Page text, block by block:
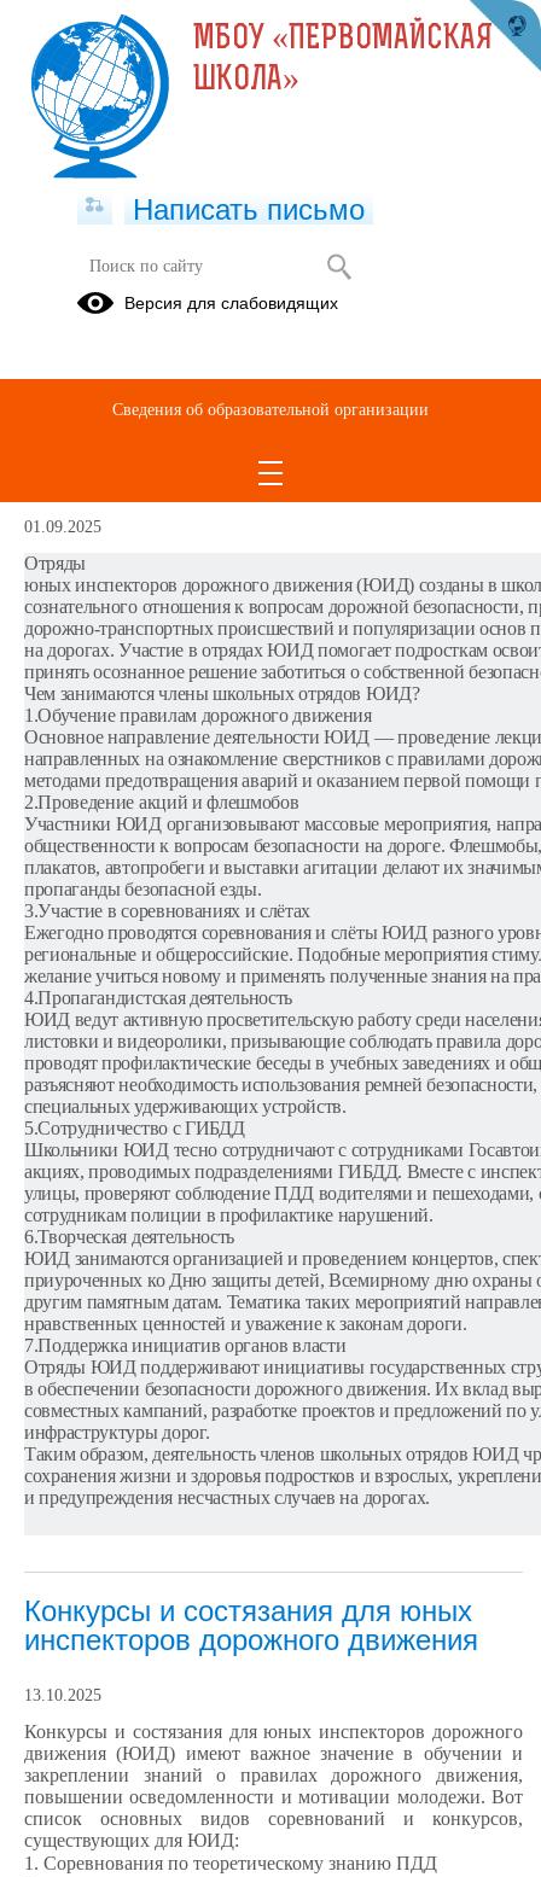
Юные инспектора движения
ЮИД - это призвание!
01.09.2025
Отряды
юных инспекторов дорожного движения (ЮИД) созданы в
сознательного отношения к вопросам дорожной безопасности,
дорожно-транспортных происшествий и популяризации основ
на дорогах. Участие в отрядах ЮИД помогает подросткам
принять осознанное решение заботиться о собственной
Чем занимаются члены школьных отрядов ЮИД?
1.Обучение правилам дорожного движения
Основное направление деятельности ЮИД — проведение
направленных на ознакомление сверстников с правилами
методами предотвращения аварий и оказанием первой помощи
2.Проведение акций и флешмобов
Участники ЮИД организовывают массовые мероприятия,
общественности к вопросам безопасности на дороге.
плакатов, автопробеги и выставки агитации делают их
пропаганды безопасной езды.
3.Участие в соревнованиях и слётах
Ежегодно проводятся соревнования и слёты ЮИД разного
региональные и общероссийские. Подобные мероприятия
желание учиться новому и применять полученные знания на
4.Пропагандистская деятельность
ЮИД ведут активную просветительскую работу среди
листовки и видеоролики, призывающие соблюдать правила
проводят профилактические беседы в учебных заведениях и
разъясняют необходимость использования ремней
специальных удерживающих устройств.
5.Сотрудничество с ГИБДД
Школьники ЮИД тесно сотрудничают с сотрудниками
акциях, проводимых подразделениями ГИБДД. Вместе с
улицы, проверяют соблюдение ПДД водителями и пешеходами,
сотрудникам полиции в профилактике нарушений.
6.Творческая деятельность
ЮИД занимаются организацией и проведением концертов,
приуроченных ко Дню защиты детей, Всемирному дню охраны
другим памятным датам. Тематика таких мероприятий
нравственных ценностей и уважение к законам дороги.
7.Поддержка инициатив органов власти
Отряды ЮИД поддерживают инициативы государственных
в обеспечении безопасности дорожного движения. Их вклад
совместных кампаний, разработке проектов и предложений по
инфраструктуры дорог.
Таким образом, деятельность членов школьных отрядов ЮИД
сохранения жизни и здоровья подростков и взрослых,
и предупреждения несчастных случаев на дорогах.
Конкурсы и состязания для юных
инспекторов дорожного движения
13.10.2025
Конкурсы и состязания для юных инспекторов дорожного
движения (ЮИД) имеют важное значение в обучении и
закреплении знаний о правилах дорожного движения,
повышении осведомленности и мотивации молодежи. Вот
список основных видов соревнований и конкурсов,
существующих для ЮИД:
1. Соревнования по теоретическому знанию ПДД
МБОУ «ПЕРВОМАЙСКАЯ
ШКОЛА»
Написать письмо
Версия для слабовидящих
Сведения об образовательной организации